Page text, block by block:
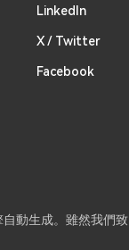
Linkedln
X / Twitter
Facebook
動生成。雖然我們致